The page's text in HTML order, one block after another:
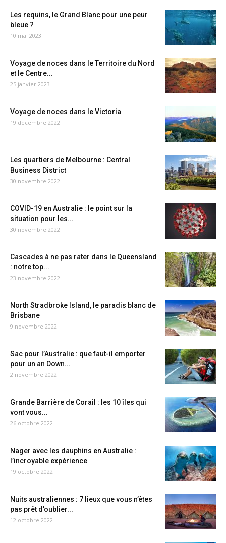
Les requins, le Grand Blanc pour une peur
bleue ?
10 mai 2023
Voyage de noces dans le Territoire du Nord
et le Centre...
25 janvier 2023
Voyage de noces dans le Victoria
19 décembre 2022
Les quartiers de Melbourne : Central
Business District
30 novembre 2022
COVID-19 en Australie : le point sur la
situation pour les...
30 novembre 2022
Cascades à ne pas rater dans le Queensland
: notre top...
23 novembre 2022
North Stradbroke Island, le paradis blanc de
Brisbane
9 novembre 2022
Sac pour l’Australie : que faut-il emporter
pour un an Down...
2 novembre 2022
Grande Barrière de Corail : les 10 îles qui
vont vous...
26 octobre 2022
Nager avec les dauphins en Australie :
l’incroyable expérience
19 octobre 2022
Nuits australiennes : 7 lieux que vous n’êtes
pas prêt d’oublier...
12 octobre 2022